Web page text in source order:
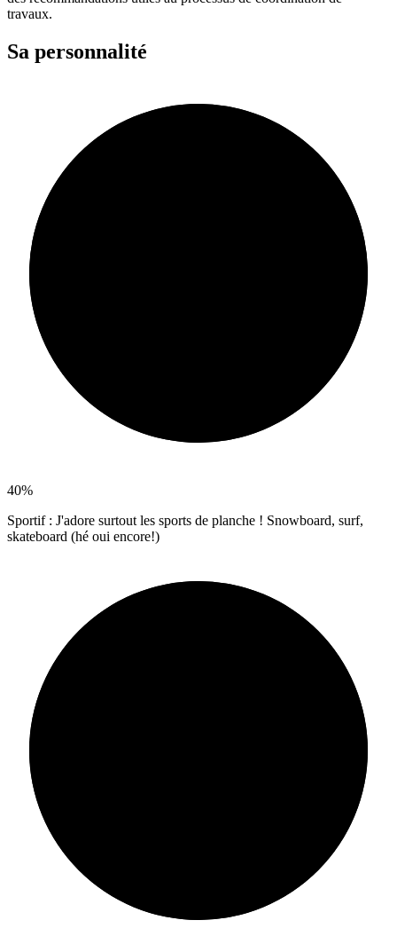
travaux.
Sa personnalité
40%
Sportif : J'adore surtout les sports de planche ! Snowboard, surf,
skateboard (hé oui encore!)